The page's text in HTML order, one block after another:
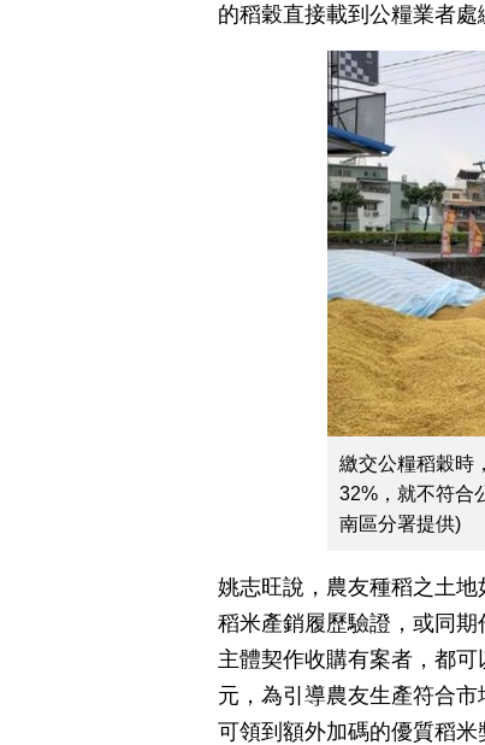
的稻穀直接載到公糧業者處
繳交公糧稻穀時
32%，就不符合
南區分署提供)
姚志旺說，農友種稻之土
稻米產銷履歷驗證，或同
主體契作收購有案者，都
元，為引導農友生產符合
可領到額外加碼的優質稻米